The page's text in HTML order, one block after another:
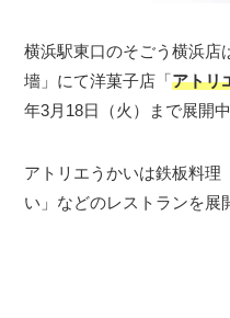
横浜駅東口のそごう横浜店
墻」にて洋菓子店「アトリ
年3月18日（火）まで展開中
アトリエうかいは鉄板料理
い」などのレストランを展